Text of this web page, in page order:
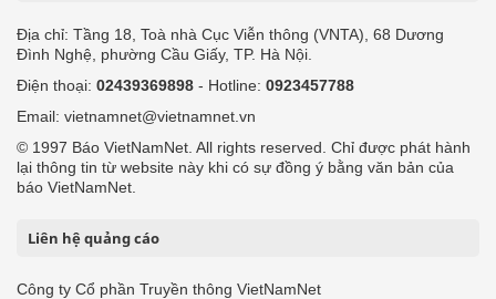
Địa chỉ: Tầng 18, Toà nhà Cục Viễn thông (VNTA), 68 Dương
Đình Nghệ, phường Cầu Giấy, TP. Hà Nội.
Điện thoại: 02439369898 - Hotline: 0923457788
Email: vietnamnet@vietnamnet.vn
© 1997 Báo VietNamNet. All rights reserved. Chỉ được phát hành
lại thông tin từ website này khi có sự đồng ý bằng văn bản của
báo VietNamNet.
Liên hệ quảng cáo
Công ty Cổ phần Truyền thông VietNamNet